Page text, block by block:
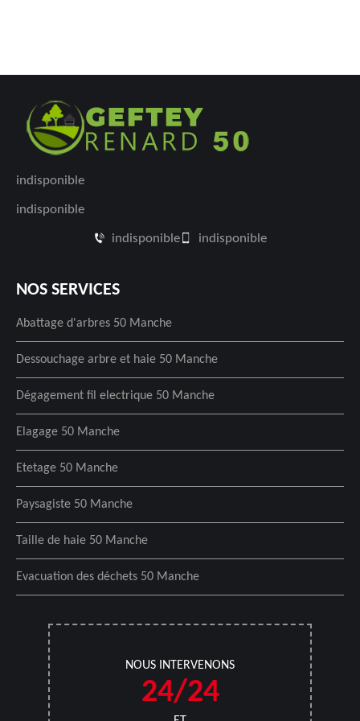
indisponible
indisponible
indisponible indisponible
NOS SERVICES
Abattage d'arbres 50 Manche
Dessouchage arbre et haie 50 Manche
Dégagement fil electrique 50 Manche
Elagage 50 Manche
Etetage 50 Manche
Paysagiste 50 Manche
Taille de haie 50 Manche
Evacuation des déchets 50 Manche
NOUS INTERVENONS
24/24